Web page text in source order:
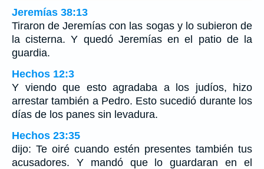
Jeremías 38:13
Tiraron de Jeremías con las sogas y lo subieron de
la cisterna. Y quedó Jeremías en el patio de la
guardia.
Hechos 12:3
Y viendo que esto agradaba a los judíos, hizo
arrestar también a Pedro. Esto sucedió durante los
días de los panes sin levadura.
Hechos 23:35
dijo: Te oiré cuando estén presentes también tus
acusadores. Y mandó que lo guardaran en el